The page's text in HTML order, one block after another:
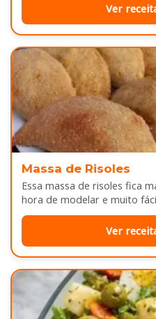
Ver
Massa de Risoles
Essa massa de risoles fica
hora de modelar e muito
Ver